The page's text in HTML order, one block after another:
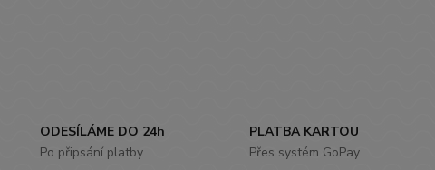
ODESÍLÁME DO 24h
Po připsání platby
PLATBA KARTOU
Přes systém GoPay